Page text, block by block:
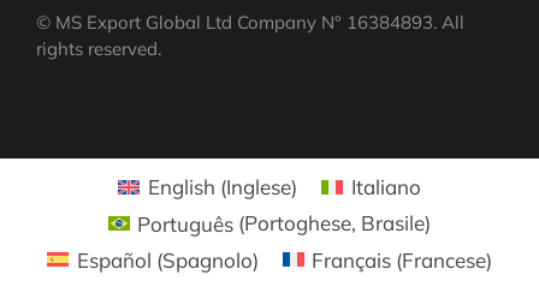
© MS Export Global Ltd Company N° 16384893. All
rights reserved.
English (Inglese)
Italiano
Português (Portoghese, Brasile)
Español (Spagnolo) Français (Francese)